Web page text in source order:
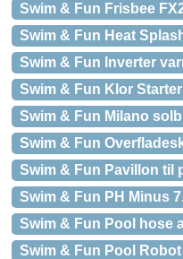
Swim & Fun Frisbee
Swim & Fun Heat
Swim & Fun Inverter
Swim & Fun Klor
Swim & Fun Milano
Swim & Fun
Swim & Fun Pavillon til
Swim & Fun PH Minus
Swim & Fun Pool hose
Swim & Fun Pool